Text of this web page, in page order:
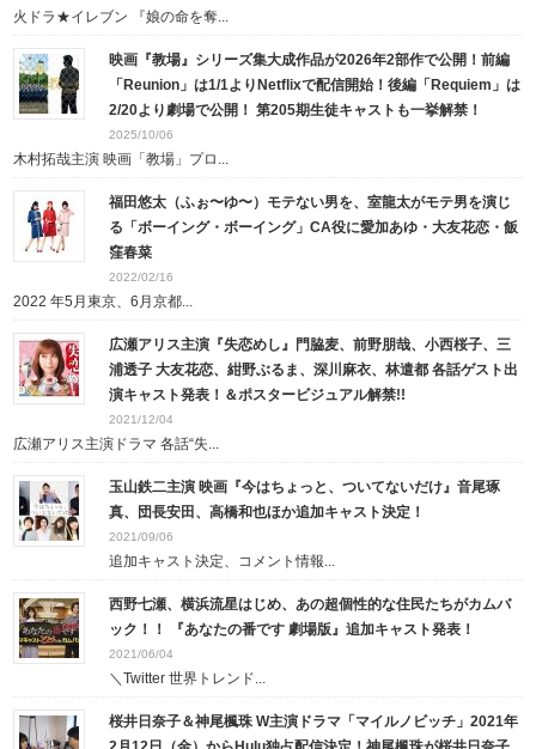
火ドラ★イレブン 『娘の命を奪...
映画『教場』シリーズ集大成作品が2026年2部作で公開！前編
「Reunion」は1/1よりNetflixで配信開始！後編「Requiem」は
2/20より劇場で公開！ 第205期生徒キャストも一挙解禁！
2025/10/06
木村拓哉主演 映画「教場」プロ...
福⽥悠太（ふぉ〜ゆ〜）モテない男を、室⿓太がモテ男を演じ
る「ボーイング・ボーイング」CA役に愛加あゆ・大友花恋・飯
窪春菜
2022/02/16
2022 年5月東京、6月京都...
広瀬アリス主演『失恋めし』門脇麦、前野朋哉、小西桜子、三
浦透子 大友花恋、紺野ぶるま、深川麻衣、林遣都 各話ゲスト出
演キャスト発表！＆ポスタービジュアル解禁!!
2021/12/04
広瀬アリス主演ドラマ 各話“失...
玉山鉄二主演 映画『今はちょっと、ついてないだけ』音尾琢
真、団長安田、高橋和也ほか追加キャスト決定！
2021/09/06
追加キャスト決定、コメント情報...
西野七瀬、横浜流星はじめ、あの超個性的な住民たちがカムバ
ック！！ 『あなたの番です 劇場版』追加キャスト発表！
2021/06/04
＼Twitter 世界トレンド...
桜井日奈子＆神尾楓珠 W主演ドラマ「マイルノビッチ」2021年